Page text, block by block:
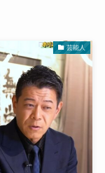
芸能人